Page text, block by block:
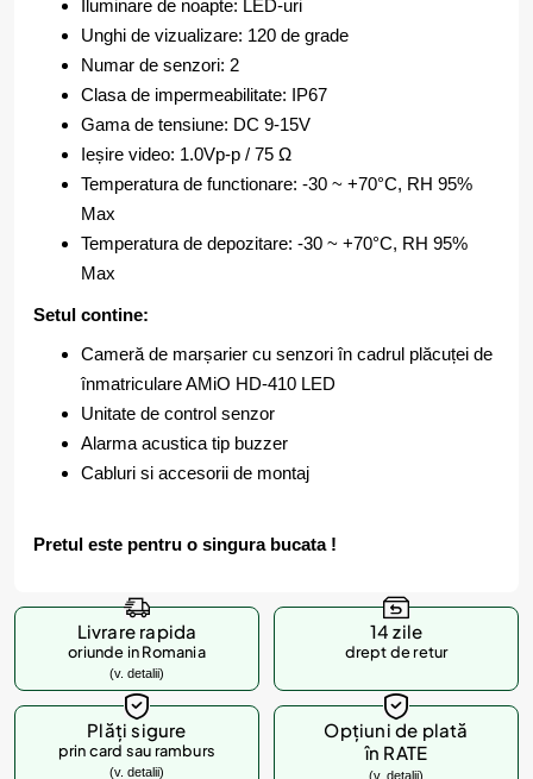
Iluminare de noapte: LED-uri
Unghi de vizualizare: 120 de grade
Numar de senzori: 2
Clasa de impermeabilitate: IP67
Gama de tensiune: DC 9-15V
Ieșire video: 1.0Vp-p / 75 Ω
Temperatura de functionare: -30 ~ +70°C, RH 95%
Max
Temperatura de depozitare: -30 ~ +70°C, RH 95%
Max
Setul contine:
Cameră de marșarier cu senzori în cadrul plăcuței de
înmatriculare AMiO HD-410 LED
Unitate de control senzor
Alarma acustica tip buzzer
Cabluri si accesorii de montaj
Pretul este pentru o singura bucata !
Livrare rapida
oriunde in Romania
(v. detalii)
14 zile
drept de retur
Plăți sigure
prin card sau ramburs
(v. detalii)
Opțiuni de plată
în RATE
(v. detalii)